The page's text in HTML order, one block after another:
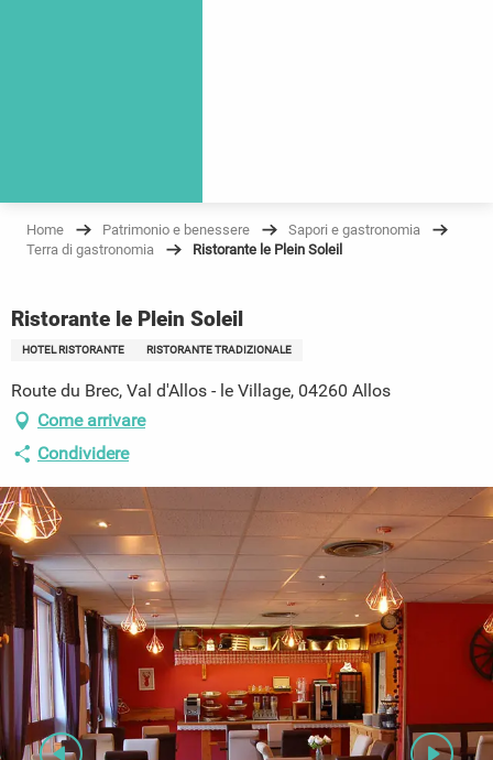
Home Patrimonio e benessere
Sapori e gastronomia
Terra di gastronomia
Ristorante le Plein Soleil
Ristorante le Plein Soleil
HOTEL RISTORANTE RISTORANTE TRADIZIONALE
Route du Brec, Val d'Allos - le Village, 04260 Allos
Come arrivare
Condividere